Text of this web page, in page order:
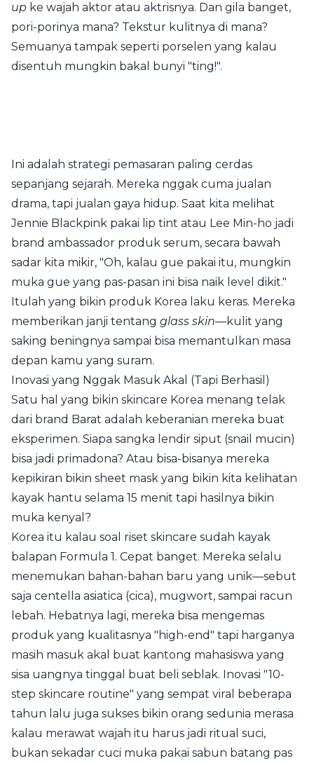
up ke wajah aktor atau aktrisnya. Dan gila banget,
pori-porinya mana? Tekstur kulitnya di mana?
Semuanya tampak seperti porselen yang kalau
disentuh mungkin bakal bunyi "ting!".
Ini adalah strategi pemasaran paling cerdas
sepanjang sejarah. Mereka nggak cuma jualan
drama, tapi jualan gaya hidup. Saat kita melihat
Jennie Blackpink pakai lip tint atau Lee Min-ho jadi
brand ambassador produk serum, secara bawah
sadar kita mikir, "Oh, kalau gue pakai itu, mungkin
muka gue yang pas-pasan ini bisa naik level dikit."
Itulah yang bikin produk Korea laku keras. Mereka
memberikan janji tentang glass skin—kulit yang
saking beningnya sampai bisa memantulkan masa
depan kamu yang suram.
Inovasi yang Nggak Masuk Akal (Tapi Berhasil)
Satu hal yang bikin skincare Korea menang telak
dari brand Barat adalah keberanian mereka buat
eksperimen. Siapa sangka lendir siput (snail mucin)
bisa jadi primadona? Atau bisa-bisanya mereka
kepikiran bikin sheet mask yang bikin kita kelihatan
kayak hantu selama 15 menit tapi hasilnya bikin
muka kenyal?
Korea itu kalau soal riset skincare sudah kayak
balapan Formula 1. Cepat banget. Mereka selalu
menemukan bahan-bahan baru yang unik—sebut
saja centella asiatica (cica), mugwort, sampai racun
lebah. Hebatnya lagi, mereka bisa mengemas
produk yang kualitasnya "high-end" tapi harganya
masih masuk akal buat kantong mahasiswa yang
sisa uangnya tinggal buat beli seblak. Inovasi "10-
step skincare routine" yang sempat viral beberapa
tahun lalu juga sukses bikin orang sedunia merasa
kalau merawat wajah itu harus jadi ritual suci,
bukan sekadar cuci muka pakai sabun batang pas